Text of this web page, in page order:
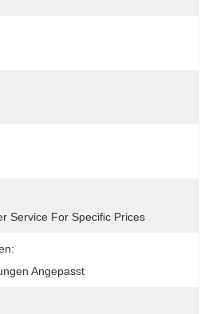
Service For Specific Prices
Angepasst